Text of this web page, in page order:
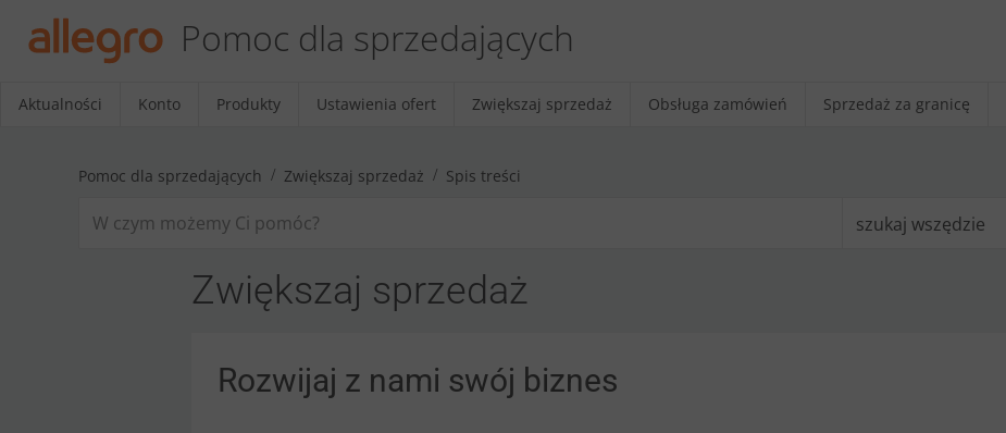
Pomoc dla sprzedających
Aktualności Konto Produkty Ustawienia ofert Zwiększaj sprzedaż Obsługa zamówień Sprzedaż za granicę
Pomoc dla sprzedających Zwiększaj sprzedaż Spis treści
szukaj wszędzie
Zwiększaj sprzedaż
Rozwijaj z nami swój biznes